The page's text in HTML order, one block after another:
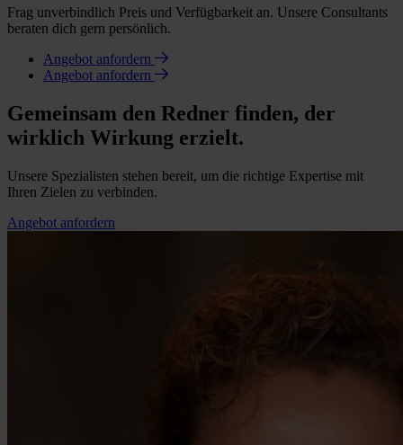
Frag unverbindlich Preis und Verfügbarkeit an. Unsere Consultants
beraten dich gern persönlich.
Angebot anfordern
Angebot anfordern
Gemeinsam den Redner finden, der
wirklich Wirkung erzielt.
Unsere Spezialisten stehen bereit, um die richtige Expertise mit
Ihren Zielen zu verbinden.
Angebot anfordern